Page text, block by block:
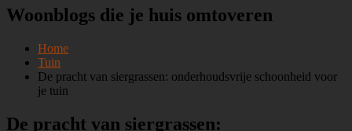
Woonblogs die je huis omtoveren
Home
Tuin
De pracht van siergrassen: onderhoudsvrije schoonheid voor
je tuin
De pracht van siergrassen: